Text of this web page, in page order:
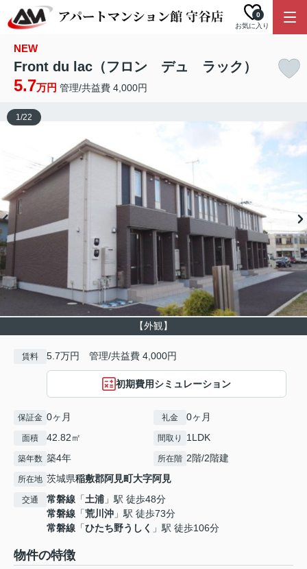
お気に入り
0
NEW
Front du lac（フロン デュ ラック）
5.7万円 管理/共益費 4,000円
【外観】
1/22
賃料 5.7万円 管理/共益費 4,000円
初期費用シミュレーション
保証金 0ヶ月 礼金 0ヶ月
面積 42.82㎡ 間取り 1LDK
築年数 築4年 所在階 2階/2階建
所在地 茨城県稲敷郡阿見町大字阿見
交通 常磐線 「土浦 」駅 徒歩48分
常磐線 「荒川沖 」駅 徒歩73分
常磐線 「ひたち野うしく 」駅 徒歩106分
物件の特徴